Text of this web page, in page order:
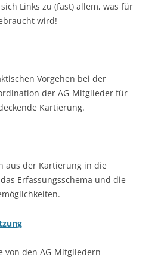
Links zu (fast) allem, was für
wird!
Vorgehen bei der
der AG-Mitglieder für
Kartierung.
aus der Kartierung in die
Erfassungsschema und die
von den AG-Mitgliedern